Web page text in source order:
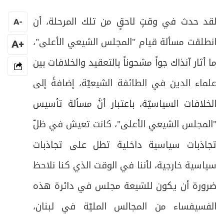
لقد حدث في وقتٍ لاحقٍ من تلك المرحلة، أن
انطلقت مسألة قيام "المجلس الشيعي الأعلى"،
ما أثار آنذاك جواً مشحوناً بالتعقيد والخلافات بين
علماء الدين في الطائفة الشيعيّة، إضافةً إلى
الخلافات السياسيّة، باعتبار أنَّ مسألة تأسيس
"المجلس الشيعي الأعلى"، كانت تعيش في ظلّ
تجاذبات سياسية داخلية تطل على تجاذبات
سياسية خارجية، لأننا في الوقت الذي كنا نلاحظ
ضرورة أن يكون للشيعة مجلس في دائرة هذه
الفسيفساء من المجالس المليّة في لبنان،
-
A
+A